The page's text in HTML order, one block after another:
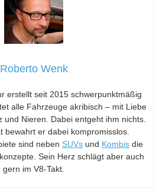
Roberto Wenk
erstellt seit 2015 schwerpunktmäßig
alle Fahrzeuge akribisch – mit Liebe
und Nieren. Dabei entgeht ihm nichts.
bewahrt er dabei kompromisslos.
sind neben SUVs und Kombis die
Sein Herz schlägt aber auch
gern im V8-Takt.